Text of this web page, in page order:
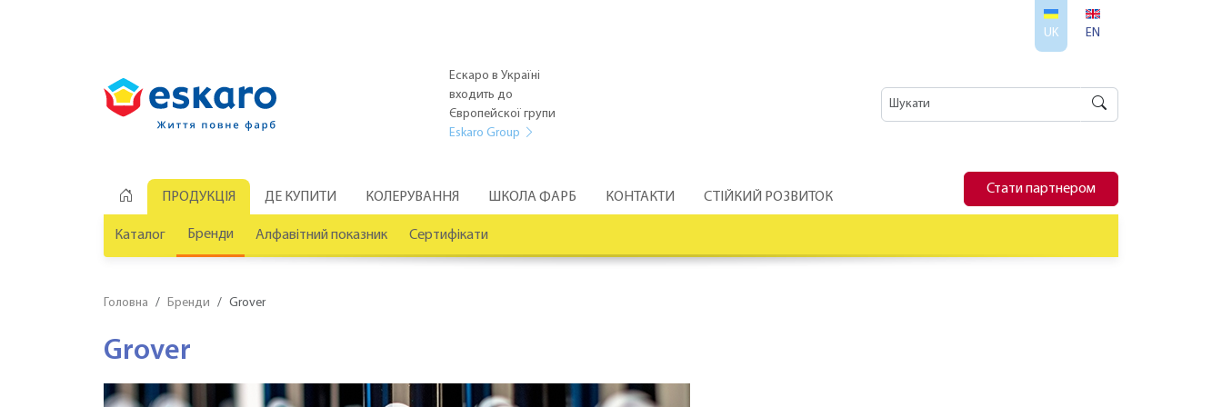
UK EN
Ескаро в Україні
входить до
Європейскої групи
Eskaro Group
ПРОДУКЦІЯ ДЕ КУПИТИ КОЛЕРУВАННЯ ШКОЛА ФАРБ КОНТАКТИ СТІЙКИЙ РОЗВИТОК
Стати партнером
Каталог Бренди Алфавітний показник Сертифікати
Головна Бренди Grover
Grover